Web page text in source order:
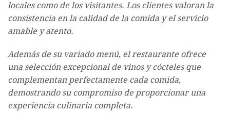
locales como de los visitantes. Los clientes valoran la
consistencia en la calidad de la comida y el servicio
amable y atento.
Además de su variado menú, el restaurante ofrece
una selección excepcional de vinos y cócteles que
complementan perfectamente cada comida,
demostrando su compromiso de proporcionar una
experiencia culinaria completa.